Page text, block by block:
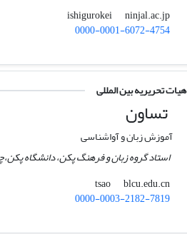
ishigurokei
ninjal.ac.jp
0000-0001-6072-4754
هیات تحریریه بین المللی
تساون
آموزش زبان و آواشناسی
استاد گروه زبان و فرهنگ پکن، دانشگاه
tsao
blcu.edu.cn
0000-0003-2182-7819